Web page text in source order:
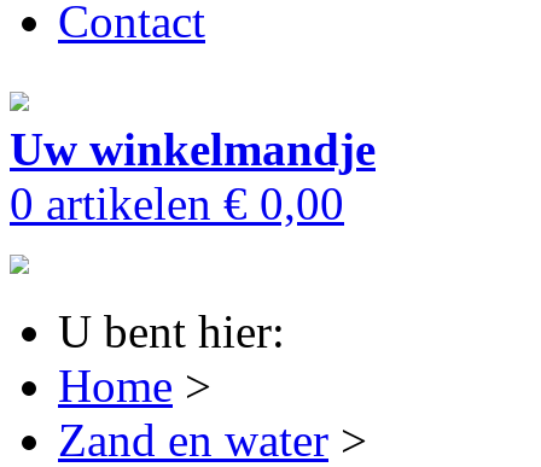
Contact
Uw winkelmandje
0 artikelen € 0,00
U bent hier:
Home >
Zand en water >